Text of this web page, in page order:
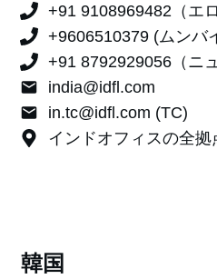
+91 9108969482（エ
+9606510379 (ムンバ
+91 8792929056（ニ
india@idfl.com
in.tc@idfl.com (TC)
インドオフィスの全拠
韓国